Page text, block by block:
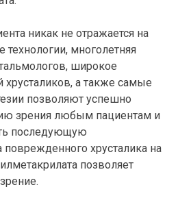
никак не отражается на
многолетняя
широкое
хрусталиков, а также самые
позволяют успешно
зрения любым пациентам и
последующую
хрусталика на
позволяет